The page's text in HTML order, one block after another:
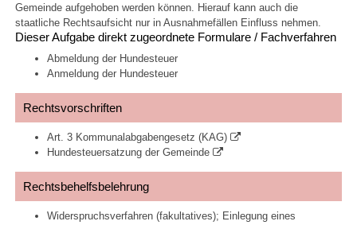
Gemeinde aufgehoben werden können. Hierauf kann auch die
staatliche Rechtsaufsicht nur in Ausnahmefällen Einfluss nehmen.
Dieser Aufgabe direkt zugeordnete Formulare / Fachverfahren
Abmeldung der Hundesteuer
Anmeldung der Hundesteuer
Rechtsvorschriften
Art. 3 Kommunalabgabengesetz (KAG)
Hundesteuersatzung der Gemeinde
Rechtsbehelfsbelehrung
Widerspruchsverfahren (fakultatives); Einlegung eines